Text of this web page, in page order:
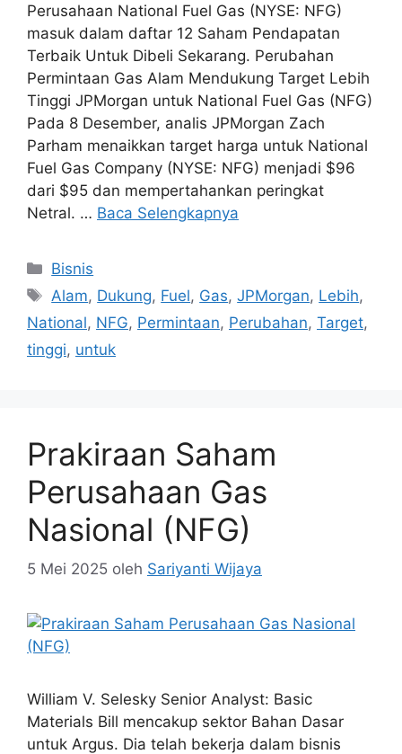
Perusahaan National Fuel Gas (NYSE: NFG)
masuk dalam daftar 12 Saham Pendapatan
Terbaik Untuk Dibeli Sekarang. Perubahan
Permintaan Gas Alam Mendukung Target Lebih
Tinggi JPMorgan untuk National Fuel Gas (NFG)
Pada 8 Desember, analis JPMorgan Zach
Parham menaikkan target harga untuk National
Fuel Gas Company (NYSE: NFG) menjadi $96
dari $95 dan mempertahankan peringkat
Netral. … Baca Selengkapnya
Kategori
Bisnis
Tag
Alam, Dukung, Fuel, Gas,JPMorgan, Lebih,
National, NFG, Permintaan, Perubahan, Target,
tinggi, untuk
Prakiraan Saham
Perusahaan Gas
Nasional (NFG)
5 Mei 2025 oleh Sariyanti Wijaya
William V. Selesky Senior Analyst: Basic
Materials Bill mencakup sektor Bahan Dasar
untuk Argus. Dia telah bekerja dalam bisnis